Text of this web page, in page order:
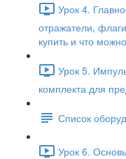
Урок 4.
отражатели,
купить и что
Урок 5.
комплекта для
Список
Урок 6.